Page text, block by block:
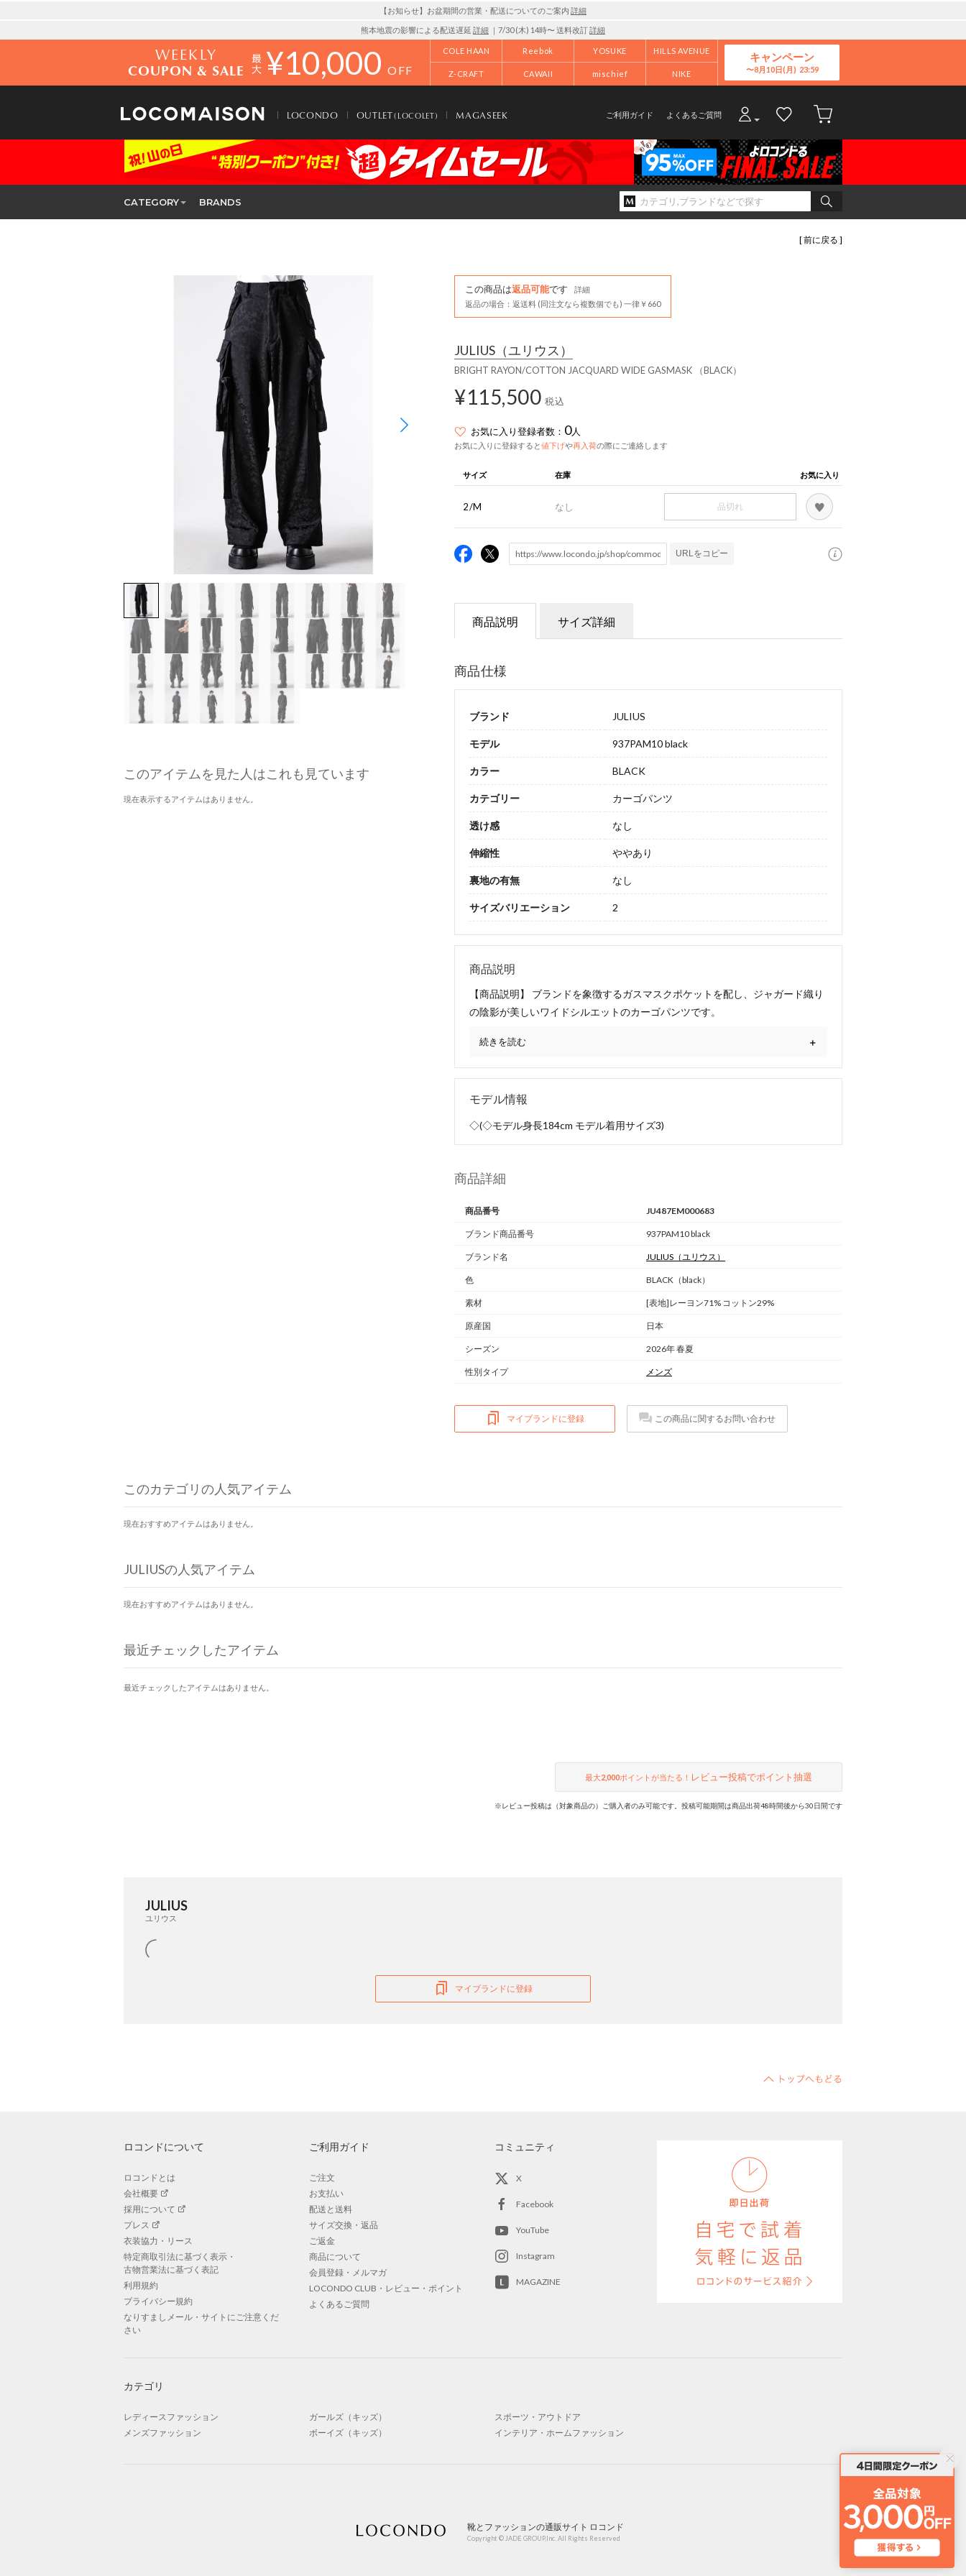
【お知らせ】お盆期間の営業・配送についてのご案内 詳細
熊本地震の影響による配送遅延 詳細 ｜7/30 (木) 14時〜 送料改訂詳細
WEEKLY
COUPON & SALE ¥10,000 OFF
COLE HAAN Reebok YOSUKE HILLS AVENUE
Z-CRAFT CAWAII mischief NIKE
キャンペーン
8月10日(月)
LOCONDO OUTLET(LOCOLET) MAGASEEK ご利用ガイド よくあるご質問
CATEGORY BRANDS
[ 前に戻る ]
このアイテムを見た人はこれも見ています
現在表示するアイテムはありません。
この商品は返品可能です
詳細
返品の場合：返送料 (同注文なら複数個でも) 一律￥660
JULIUS （ユリウス）
BRIGHT RAYON/COTTON JACQUARD WIDE GASMASK （BLACK）
¥115,500 税込
お気に入り登録者数： 0人
お気に入りに登録すると値下げや再入荷の際にご連絡します
サイズ 在庫 お気に入り
2/M なし 品切れ
URLをコピー
商品説明 サイズ詳細
商品仕様
ブランド JULIUS
モデル 937PAM10 black
カラー BLACK
カテゴリー カーゴパンツ
透け感 なし
伸縮性 ややあり
裏地の有無 なし
サイズバリエーション 2
商品説明
【商品説明】 ブランドを象徴するガスマスクポケットを配し、ジャガード織り
の陰影が美しいワイドシルエットのカーゴパンツです。
続きを読む
モデル情報
◇(◇モデル身長184cm モデル着用サイズ3)
商品詳細
商品番号 JU487EM000683
ブランド商品番号 937PAM10 black
ブランド名 JULIUS （ユリウス）
色 BLACK（black）
素材 [表地]レーヨン71% コットン29%
原産国 日本
シーズン 2026年 春夏
性別タイプ メンズ
マイブランドに登録 この商品に関するお問い合わせ
このカテゴリの人気アイテム
現在おすすめアイテムはありません。
JULIUSの人気アイテム
現在おすすめアイテムはありません。
最近チェックしたアイテム
最近チェックしたアイテムはありません。
最大2,000ポイントが当たる！ レビュー投稿でポイント抽選
※レビュー投稿は（対象商品の）ご購入者のみ可能です。投稿可能期間は商品出荷48時間後から30日間です
JULIUS
ユリウス
マイブランドに登録
ロコンドについて
ロコンドとは
会社概要
採用について
プレス
衣装協力・リース
特定商取引法に基づく表示・
古物営業法に基づく表記
利用規約
プライバシー規約
なりすましメール・サイトにご注意くだ
さい
ご利用ガイド
ご注文
お支払い
配送と送料
サイズ交換・返品
ご返金
商品について
会員登録・メルマガ
LOCONDO CLUB・レビュー・ポイント
よくあるご質問
コミュニティ
X
Facebook
YouTube
Instagram
MAGAZINE
カテゴリ
レディースファッション
メンズファッション
ガールズ（キッズ）
ボーイズ（キッズ）
スポーツ・アウトドア
インテリア・ホームファッション
靴とファッションの通販サイト ロコンド
Copyright © JADE GROUP,Inc. All Rights Reserved